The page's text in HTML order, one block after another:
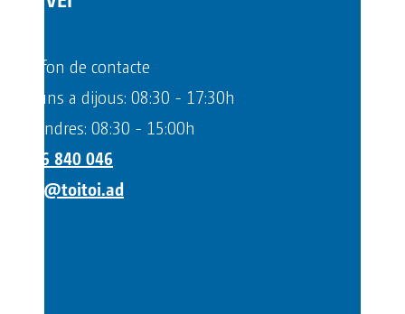
Telèfon de contacte
Dilluns a dijous: 08:30 - 17:30h
Divendres: 08:30 - 15:00h
+376 840 046
info@toitoi.ad